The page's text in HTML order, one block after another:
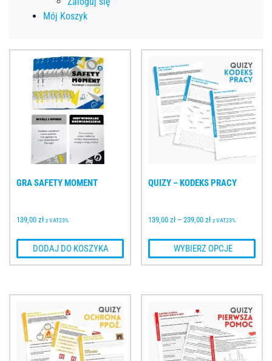
Mój Koszyk
GRA SAFETY MOMENT
139,00 zł z VAT23%
DODAJ DO KOSZYKA
QUIZY – KODEKS PRACY
139,00 zł – 239,00 zł z VAT23%
WYBIERZ OPCJE